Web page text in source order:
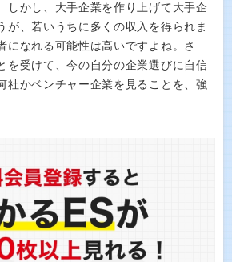
しかし、大手企業を作り上げて大手企
が、若いうちに多くの収入を得られま
になれる可能性は高いですよね。さ
を受けて、今の自分の企業選びに自信
社かベンチャー企業を見ることを、強